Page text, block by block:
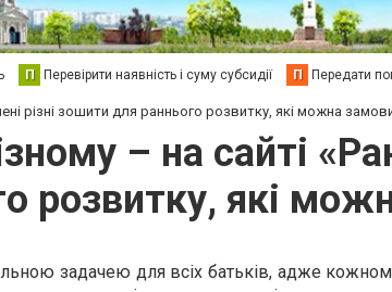
П Перевірити наявність і суму субсидії П Передати
різні зошити для раннього розвитку, які можна
– на сайті
розвитку, які
задачею для всіх батьків, адже